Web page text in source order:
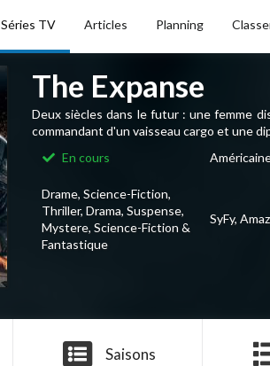
Séries TV Articles Planning
The Expanse
Deux siècles dans le futur : une femme
commandant d'un vaisseau cargo et une
En cours
Drame, Science-Fiction,
Thriller, Drama, Suspense,
Mystere, Science-Fiction &
Fantastique
SyFy,
Saisons